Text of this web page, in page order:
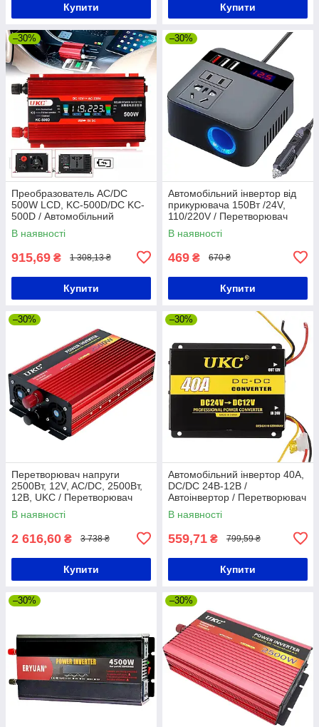
Купити Купити
–30%
Преобразователь AC/DC
500W LCD, KC-500D/DC KC-
500D / Автомобільний
інвертор
В наявності
915,69 ₴ 1 308,13 ₴
Купити
–30%
Автомобільний інвертор від
прикурювача 150Вт /24V,
110/220V / Перетворювач
напруги для авто
В наявності
469 ₴ 670 ₴
Купити
–30%
Перетворювач напруги
2500Вт, 12V, AC/DC, 2500Вт,
12В, UKC / Перетворювач
напруги / Автоінвертор
В наявності
2 616,60 ₴ 3 738 ₴
Купити
–30%
Автомобільний інвертор 40A,
DC/DC 24В-12В /
Автоінвертор / Перетворювач
напруги для авто
В наявності
559,71 ₴ 799,59 ₴
Купити
–30% –30%